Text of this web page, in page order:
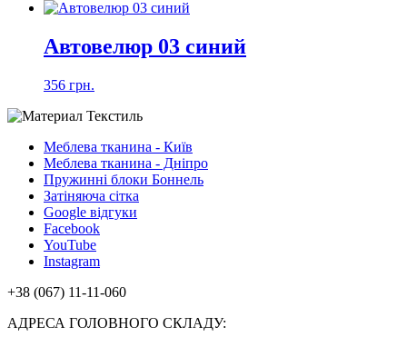
Автовелюр 03 синий
356 грн.
Меблева тканина - Київ
Меблева тканина - Дніпро
Пружинні блоки Боннель
Затіняюча сітка
Google відгуки
Facebook
YouTube
Instagram
+38 (067) 11-11-060
АДРЕСА ГОЛОВНОГО СКЛАДУ: